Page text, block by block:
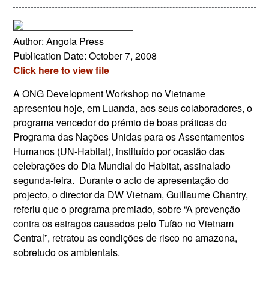
Author: Angola Press
Publication Date: October 7, 2008
Click here to view file
A ONG Development Workshop no Vietname
apresentou hoje, em Luanda, aos seus colaboradores, o
programa vencedor do prémio de boas práticas do
Programa das Nações Unidas para os Assentamentos
Humanos (UN-Habitat), instituído por ocasião das
celebrações do Dia Mundial do Habitat, assinalado
segunda-feira. Durante o acto de apresentação do
projecto, o director da DW Vietnam, Guillaume Chantry,
referiu que o programa premiado, sobre “A prevenção
contra os estragos causados pelo Tufão no Vietnam
Central”, retratou as condições de risco no amazona,
sobretudo os ambientais.